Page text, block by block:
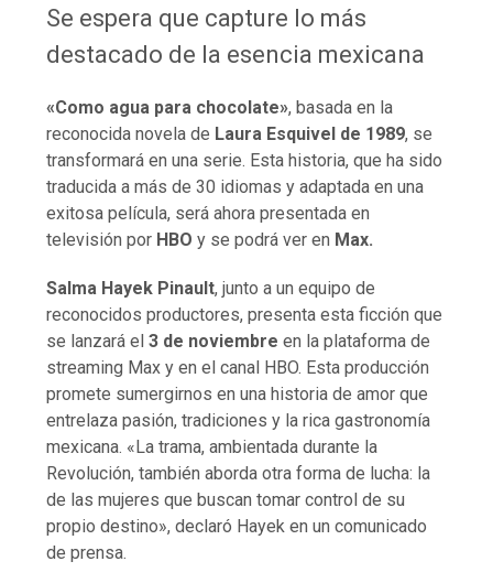
Se espera que capture lo más
destacado de la esencia mexicana
«Como agua para chocolate», basada en la
reconocida novela de Laura Esquivel de 1989, se
transformará en una serie. Esta historia, que ha sido
traducida a más de 30 idiomas y adaptada en una
exitosa película, será ahora presentada en
televisión por HBO y se podrá ver en Max.
Salma Hayek Pinault, junto a un equipo de
reconocidos productores, presenta esta ficción que
se lanzará el 3 de noviembre en la plataforma de
streaming Max y en el canal HBO. Esta producción
promete sumergirnos en una historia de amor que
entrelaza pasión, tradiciones y la rica gastronomía
mexicana. «La trama, ambientada durante la
Revolución, también aborda otra forma de lucha: la
de las mujeres que buscan tomar control de su
propio destino», declaró Hayek en un comunicado
de prensa.